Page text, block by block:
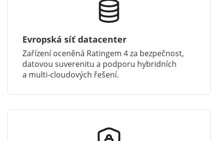
Evropská síť datacenter
Zařízení oceněná Ratingem 4 za bezpečnost,
datovou suverenitu a podporu hybridních
a multi-cloudových řešení.